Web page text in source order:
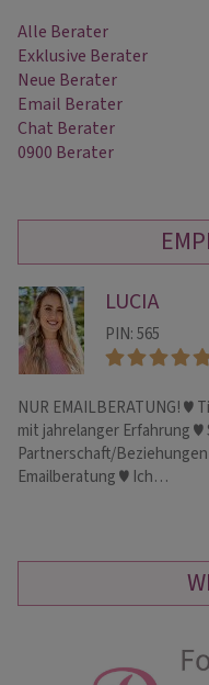
Alle Berater
Exklusive Berater
Neue Berater
Email Berater
Chat Berater
0900 Berater
LUCIA
PIN: 565
NUR EMAILBERATUNG! ♥
mit jahrelanger Erfahrung ♥
Partnerschaft/
Emailberatung ♥ Ich…